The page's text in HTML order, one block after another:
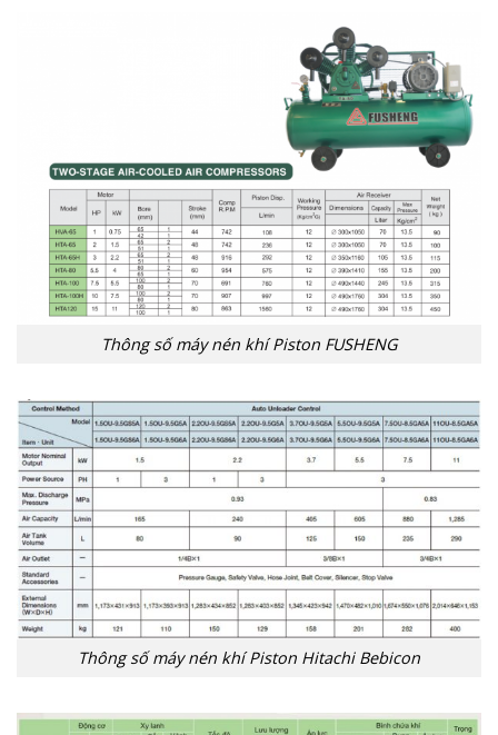
Thông số máy nén khí Piston FUSHENG
Thông số máy nén khí Piston Hitachi Bebicon